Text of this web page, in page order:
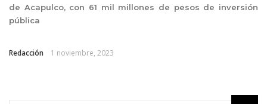
de Acapulco, con 61 mil millones de pesos de inversión
pública
Redacción 1 noviembre, 2023